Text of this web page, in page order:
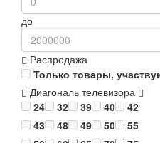
до
Распродажа
Только товары,
Диагональ телевизора
24
32 39 40
42
43
48 49 50
55